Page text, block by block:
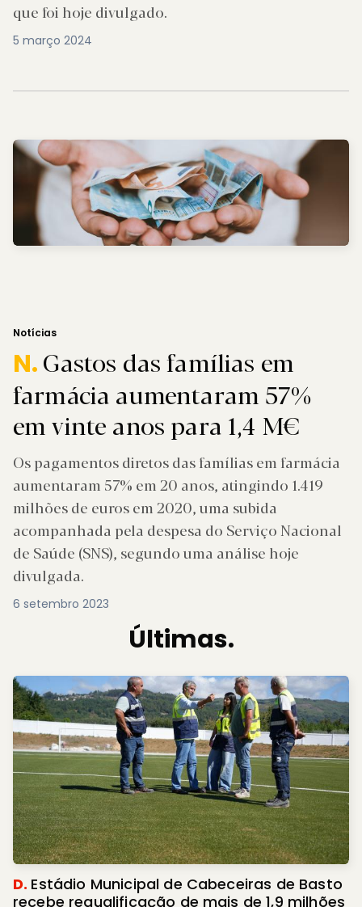
que foi hoje divulgado.
5 março 2024
Notícias
N.Gastos das famílias em
farmácia aumentaram 57%
em vinte anos para 1,4 M€
Os pagamentos diretos das famílias em farmácia
aumentaram 57% em 20 anos, atingindo 1.419
milhões de euros em 2020, uma subida
acompanhada pela despesa do Serviço Nacional
de Saúde (SNS), segundo uma análise hoje
divulgada.
6 setembro 2023
Últimas.
D. Estádio Municipal de Cabeceiras de Basto
recebe requalificação de mais de 1,9 milhões